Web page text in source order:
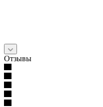
Отзывы